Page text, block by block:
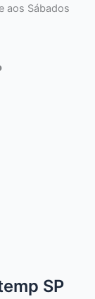
aos Sábados
SP